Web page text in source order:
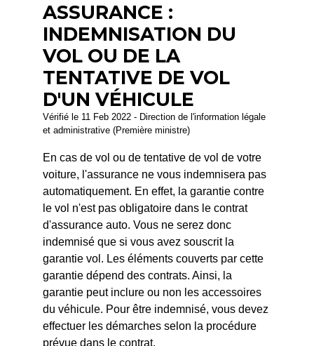
ASSURANCE :
INDEMNISATION DU
VOL OU DE LA
TENTATIVE DE VOL
D'UN VÉHICULE
Vérifié le 11 Feb 2022 - Direction de l'information légale
et administrative (Première ministre)
En cas de vol ou de tentative de vol de votre
voiture, l'assurance ne vous indemnisera pas
automatiquement. En effet, la garantie contre
le vol n'est pas obligatoire dans le contrat
d'assurance auto. Vous ne serez donc
indemnisé que si vous avez souscrit la
garantie vol. Les éléments couverts par cette
garantie dépend des contrats. Ainsi, la
garantie peut inclure ou non les accessoires
du véhicule. Pour être indemnisé, vous devez
effectuer les démarches selon la procédure
prévue dans le contrat.